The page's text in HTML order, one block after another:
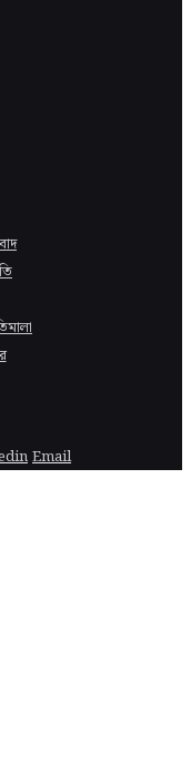
Email